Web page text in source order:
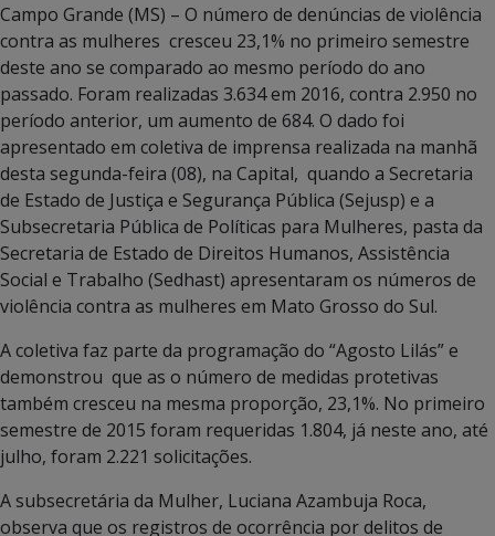
Campo Grande (MS) – O número de denúncias de violência
contra as mulheres cresceu 23,1% no primeiro semestre
deste ano se comparado ao mesmo período do ano
passado. Foram realizadas 3.634 em 2016, contra 2.950 no
período anterior, um aumento de 684. O dado foi
apresentado em coletiva de imprensa realizada na manhã
desta segunda-feira (08), na Capital, quando a Secretaria
de Estado de Justiça e Segurança Pública (Sejusp) e a
Subsecretaria Pública de Políticas para Mulheres, pasta da
Secretaria de Estado de Direitos Humanos, Assistência
Social e Trabalho (Sedhast) apresentaram os números de
violência contra as mulheres em Mato Grosso do Sul.
A coletiva faz parte da programação do “Agosto Lilás” e
demonstrou que as o número de medidas protetivas
também cresceu na mesma proporção, 23,1%. No primeiro
semestre de 2015 foram requeridas 1.804, já neste ano, até
julho, foram 2.221 solicitações.
A subsecretária da Mulher, Luciana Azambuja Roca,
observa que os registros de ocorrência por delitos de